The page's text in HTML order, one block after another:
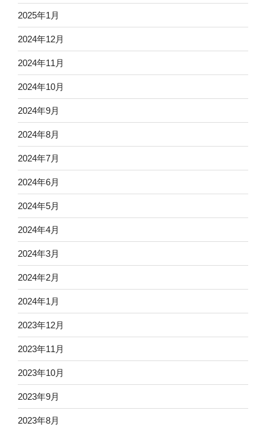
2025年1月
2024年12月
2024年11月
2024年10月
2024年9月
2024年8月
2024年7月
2024年6月
2024年5月
2024年4月
2024年3月
2024年2月
2024年1月
2023年12月
2023年11月
2023年10月
2023年9月
2023年8月